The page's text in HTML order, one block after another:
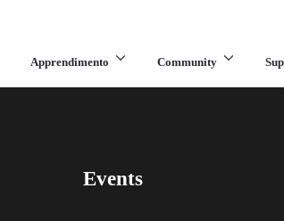
Apprendimento Community
Events